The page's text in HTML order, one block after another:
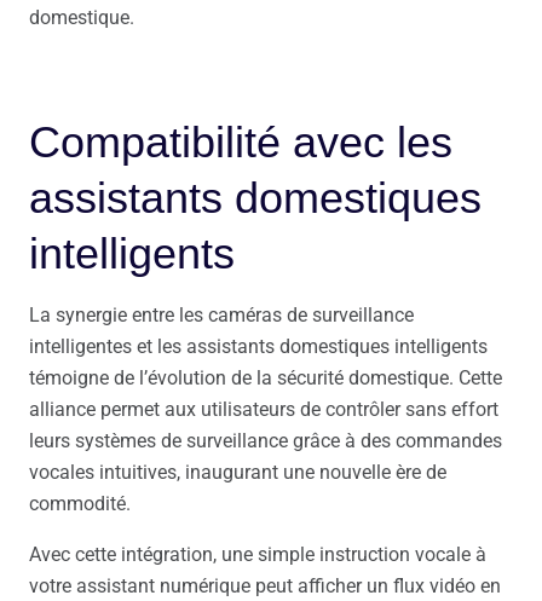
domestique.
Compatibilité avec les
assistants domestiques
intelligents
La synergie entre les caméras de surveillance
intelligentes et les assistants domestiques intelligents
témoigne de l’évolution de la sécurité domestique. Cette
alliance permet aux utilisateurs de contrôler sans effort
leurs systèmes de surveillance grâce à des commandes
vocales intuitives, inaugurant une nouvelle ère de
commodité.
Avec cette intégration, une simple instruction vocale à
votre assistant numérique peut afficher un flux vidéo en